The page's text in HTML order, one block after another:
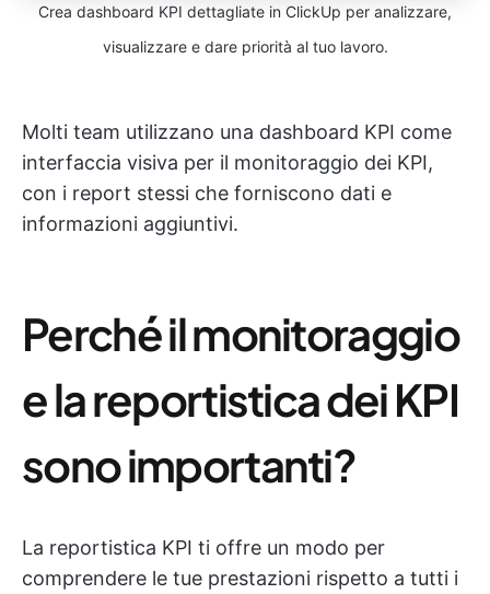
Crea dashboard KPI dettagliate in ClickUp per analizzare,
visualizzare e dare priorità al tuo lavoro.
Molti team utilizzano una dashboard KPI come
interfaccia visiva per il monitoraggio dei KPI,
con i report stessi che forniscono dati e
informazioni aggiuntivi.
Perché il monitoraggio
e la reportistica dei KPI
sono importanti?
La reportistica KPI ti offre un modo per
comprendere le tue prestazioni rispetto a tutti i